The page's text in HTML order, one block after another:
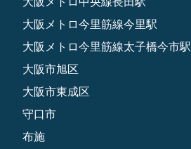
大阪メトロ今里筋線今里駅
大阪メトロ今里筋線太子橋今市駅
大阪市旭区
大阪市東成区
守口市
布施